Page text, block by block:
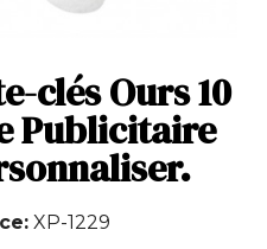
clés Ours 10
Publicitaire
XP-1229